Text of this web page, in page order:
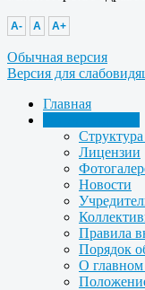
A- A A+
Обычная версия
Версия для
Главная
Лицензии
Новости
Правила
Порядок
О главном